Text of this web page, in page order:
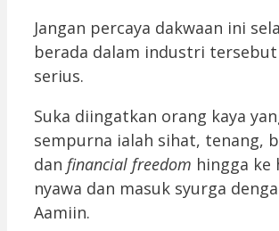
Jangan percaya dakwaan ini
berada dalam industri
serius.
Suka diingatkan orang kaya
sempurna ialah sihat, tenang,
dan financial freedom hingga ke
nyawa dan masuk syurga
Aamiin.